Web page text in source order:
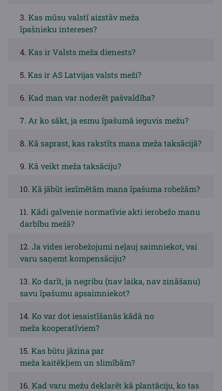
3. Kas mūsu valstī aizstāv meža
īpašnieku intereses?
4. Kas ir Valsts meža dienests?
5. Kas ir AS Latvijas valsts meži?
6. Kad man var noderēt pašvaldība?
7. Ar ko sākt, ja esmu īpašumā ieguvis mežu?
8. Kā saprast, kas rakstīts mana meža taksācijā?
9. Kā veikt meža taksāciju?
10. Kā jābūt iezīmētām mana īpašuma robežām?
11. Kādi galvenie normatīvie akti ierobežo manu
darbību mežā?
12. Ja vides ierobežojumi neļauj saimniekot, vai
varu saņemt kompensāciju?
13. Ko darīt, ja negribu (nav laika, nav zināšanu)
savu īpašumu apsaimniekot?
14. Ko var dot iesaistīšanās kādā no
meža kooperatīviem?
15. Kas būtu jāzina par
meža kaitēkļiem un slimībām?
16. Kad varu mežu deklarēt kā plantāciju, ko tas